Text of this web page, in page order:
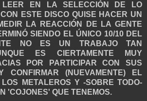
LEER EN LA SELECCIÓN DE LO
ESTE DISCO QUISE HACER UN
LA REACCIÓN DE LA GENTE
SIENDO EL ÚNICO 10/10 DEL
NO ES UN TRABAJO TAN
ES CIERTAMENTE MUY
POR PARTICIPAR CON SUS
CONFIRMAR (NUEVAMENTE) EL
METALEROS Y -SOBRE TODO-
'COJONES' QUE TENEMOS.